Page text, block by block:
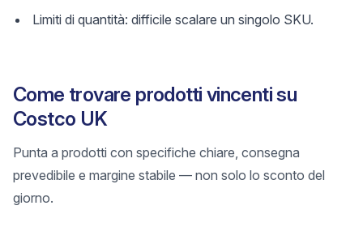
Limiti di quantità: difficile scalare un singolo SKU.
Come trovare prodotti vincenti su
Costco UK
Punta a prodotti con specifiche chiare, consegna
prevedibile e margine stabile — non solo lo sconto del
giorno.